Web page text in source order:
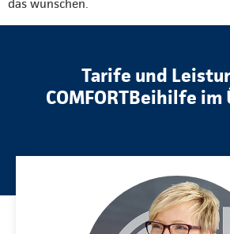
das wünschen.
Tarife und
COMFORTBeihilfe